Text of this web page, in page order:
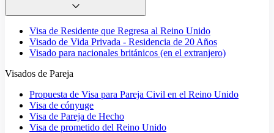
Visa de Residente que Regresa al Reino Unido
Visado de Vida Privada - Residencia de 20 Años
Visado para nacionales británicos (en el extranjero)
Visados de Pareja
Propuesta de Visa para Pareja Civil en el Reino Unido
Visa de cónyuge
Visa de Pareja de Hecho
Visa de prometido del Reino Unido